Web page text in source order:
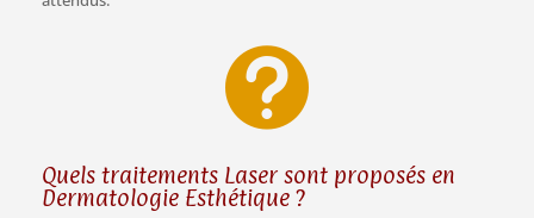

Quels traitements Laser sont proposés en
Dermatologie Esthétique ?